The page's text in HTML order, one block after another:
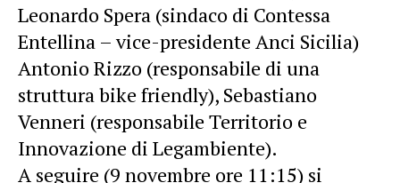
Leonardo Spera (sindaco di Contessa
Entellina – vice-presidente Anci Sicilia)
Antonio Rizzo (responsabile di una
struttura bike friendly), Sebastiano
Venneri (responsabile Territorio e
Innovazione di Legambiente).
A seguire (9 novembre ore 11:15) si